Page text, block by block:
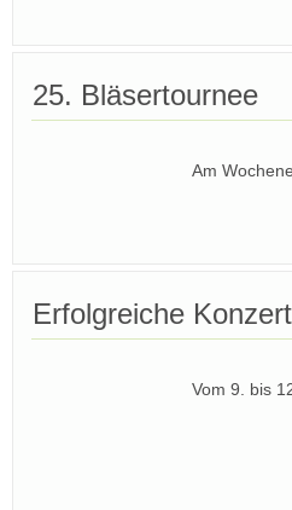
25. Bläsertournee
Am
Erfolgreiche
Vom 9. bis